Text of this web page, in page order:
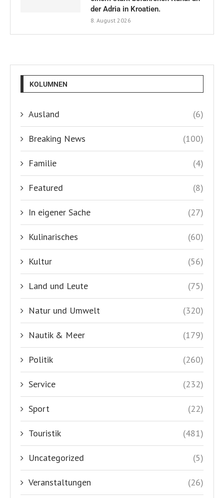
der Adria in Kroatien.
8. August 2026
KOLUMNEN
Ausland (6)
Breaking News (100)
Familie (4)
Featured (8)
In eigener Sache (27)
Kulinarisches (60)
Kultur (56)
Land und Leute (75)
Natur und Umwelt (320)
Nautik & Meer (179)
Politik (260)
Service (232)
Sport (22)
Touristik (481)
Uncategorized (5)
Veranstaltungen (26)